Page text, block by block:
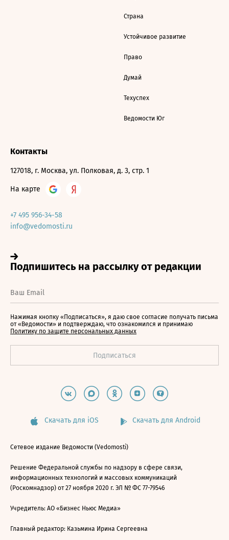
Страна
Устойчивое развитие
Право
Думай
Техуспех
Ведомости Юг
Контакты
127018, г. Москва, ул. Полковая, д. 3, стр. 1
На карте
+7 495 956-34-58
info@vedomosti.ru
Нажимая кнопку «Подписаться», я даю свое согласие получать письма
от «Ведомости» и подтверждаю, что ознакомился и принимаю
Политику по защите персональных данных
Скачать для iOS Скачать для Android
Сетевое издание Ведомости (Vedomosti)
Решение Федеральной службы по надзору в сфере связи,
информационных технологий и массовых коммуникаций
(Роскомнадзор) от 27 ноября 2020 г. ЭЛ № ФС 77-79546
Учредитель: АО «Бизнес Ньюс Медиа»
Главный редактор: Казьмина Ирина Сергеевна